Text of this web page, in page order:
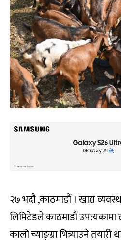
२७ भदौ ,काठमाडौं । खाद्य
लिमिटेडले काठमाडौं
कालो च्याङ्ग्रा भित्र्याउने तयारी